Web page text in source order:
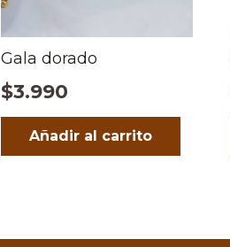
Gala dorado
$3.990
Añadir al carrito